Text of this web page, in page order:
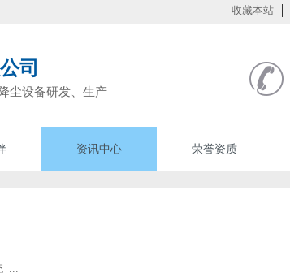
收藏本站
司
尘设备研发、生产
资讯中心 荣誉资质
_...